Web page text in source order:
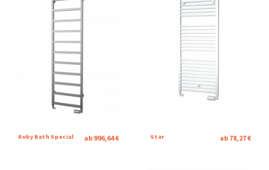
Ruby Bath Special ab 996,64 € Star ab 78,27 €